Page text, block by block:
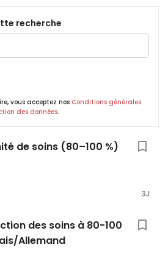
recherche
vous acceptez nos Conditions générales
des données.
de soins (80–100 %)
3J
des soins à 80-100
Allemand